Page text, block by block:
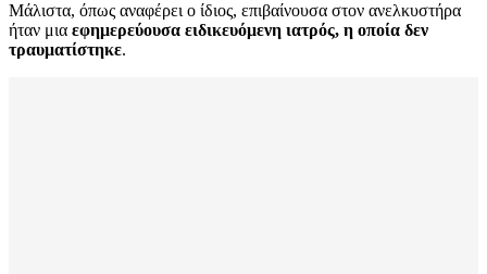
Μάλιστα, όπως αναφέρει ο ίδιος, επιβαίνουσα στον ανελκυστήρα
ήταν μια εφημερεύουσα ειδικευόμενη ιατρός, η οποία δεν
τραυματίστηκε.